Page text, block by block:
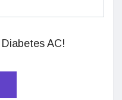
AC!